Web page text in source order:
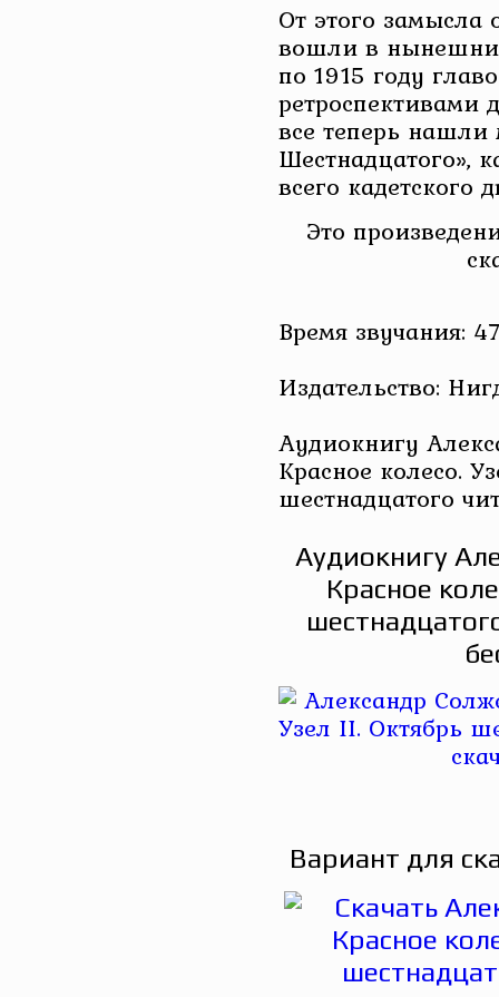
От этого замысла
вошли в
по 1915 году
ретроспективами
все теперь нашли
Шестнадцатого»,
всего кадетского
Это
Время звучания:
Издательство:
Аудиокнигу
Красное колесо.
шестнадцатого
Аудиокнигу
Красное
Вариант для